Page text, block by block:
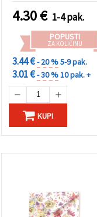
kreativne projekte
4.30€ 1-4 pak.
POPUSTI
ZA KOLIČINU
3.44 €- 20 %5-9 pak.
3.01 €- 30 %10 pak. +
KUPI